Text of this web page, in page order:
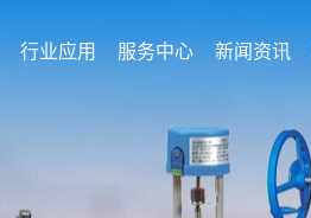
行业应用 服务中心 新闻资讯